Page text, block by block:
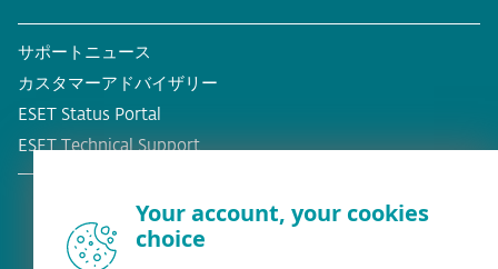
サポートニュース
カスタマーアドバイザリー
ESET Status Portal
ESET Technical Support
Your account, your cookies
choice